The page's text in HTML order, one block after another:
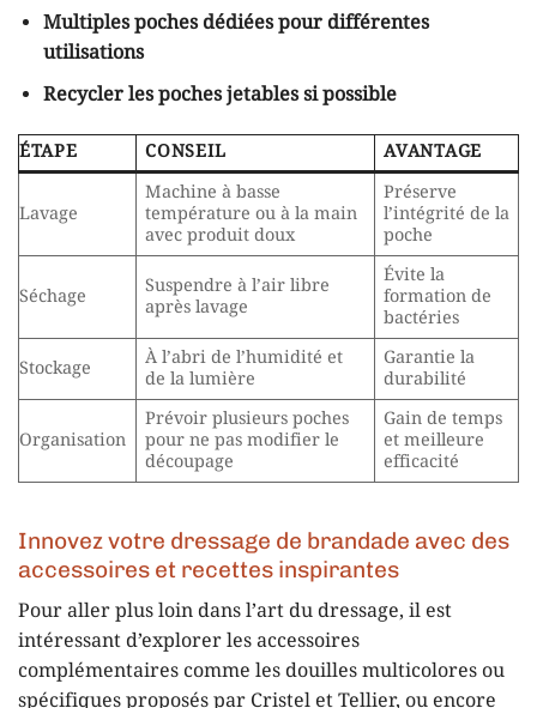
Multiples poches dédiées pour différentes
utilisations
Recycler les poches jetables si possible
ÉTAPE CONSEIL AVANTAGE
Lavage
Machine à basse
température ou à la main
avec produit doux
Préserve
l’intégrité de la
poche
Séchage
Suspendre à l’air libre
après lavage
Évite la
formation de
bactéries
Stockage
À l’abri de l’humidité et
de la lumière
Garantie la
durabilité
Organisation
Prévoir plusieurs poches
pour ne pas modifier le
découpage
Gain de temps
et meilleure
efficacité
Innovez votre dressage de brandade avec des
accessoires et recettes inspirantes
Pour aller plus loin dans l’art du dressage, il est
intéressant d’explorer les accessoires
complémentaires comme les douilles multicolores ou
spécifiques proposés par Cristel et Tellier, ou encore